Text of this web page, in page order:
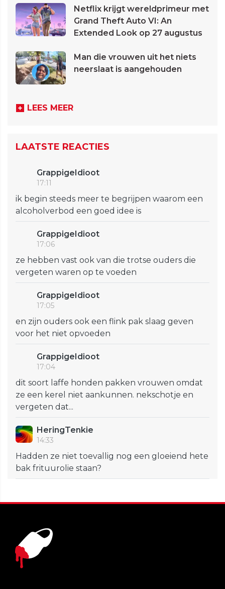
Netflix krijgt wereldprimeur met
Grand Theft Auto VI: An
Extended Look op 27 augustus
Man die vrouwen uit het niets
neerslaat is aangehouden
LEES MEER
LAATSTE REACTIES
GrappigeIdioot
17:11
ik begin steeds meer te begrijpen waarom een
alcoholverbod een goed idee is
GrappigeIdioot
17:06
ze hebben vast ook van die trotse ouders die
vergeten waren op te voeden
GrappigeIdioot
17:05
en zijn ouders ook een flink pak slaag geven
voor het niet opvoeden
GrappigeIdioot
17:04
dit soort laffe honden pakken vrouwen omdat
ze een kerel niet aankunnen. nekschotje en
vergeten dat...
HeringTenkie
14:33
Hadden ze niet toevallig nog een gloeiend hete
bak frituurolie staan?